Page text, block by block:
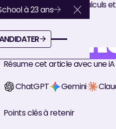
à 23 ans
Close
: grilles complètes, calculs
Résume cet article avec une iA
ChatGPT
Gemini
Points clés à retenir